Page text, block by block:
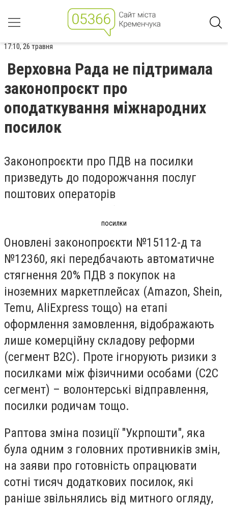
17:10, 26 травня
Верховна Рада не підтримала
законопроєкт про
оподаткування міжнародних
посилок
Законопроєкти про ПДВ на посилки
призведуть до подорожчання послуг
поштових операторів
посилки
Оновлені законопроєкти №15112-д та
№12360, які передбачають автоматичне
стягнення 20% ПДВ з покупок на
іноземних маркетплейсах (Amazon, Shein,
Temu, AliExpress тощо) на етапі
оформлення замовлення, відображають
лише комерційну складову реформи
(сегмент B2C). Проте ігнорують ризики з
посилками між фізичними особами (С2С
сегмент) – волонтерські відправлення,
посилки родичам тощо.
Раптова зміна позиції "Укрпошти", яка
була одним з головних противників змін,
на заяви про готовність опрацювати
сотні тисяч додаткових посилок, які
раніше звільнялись від митного огляду,